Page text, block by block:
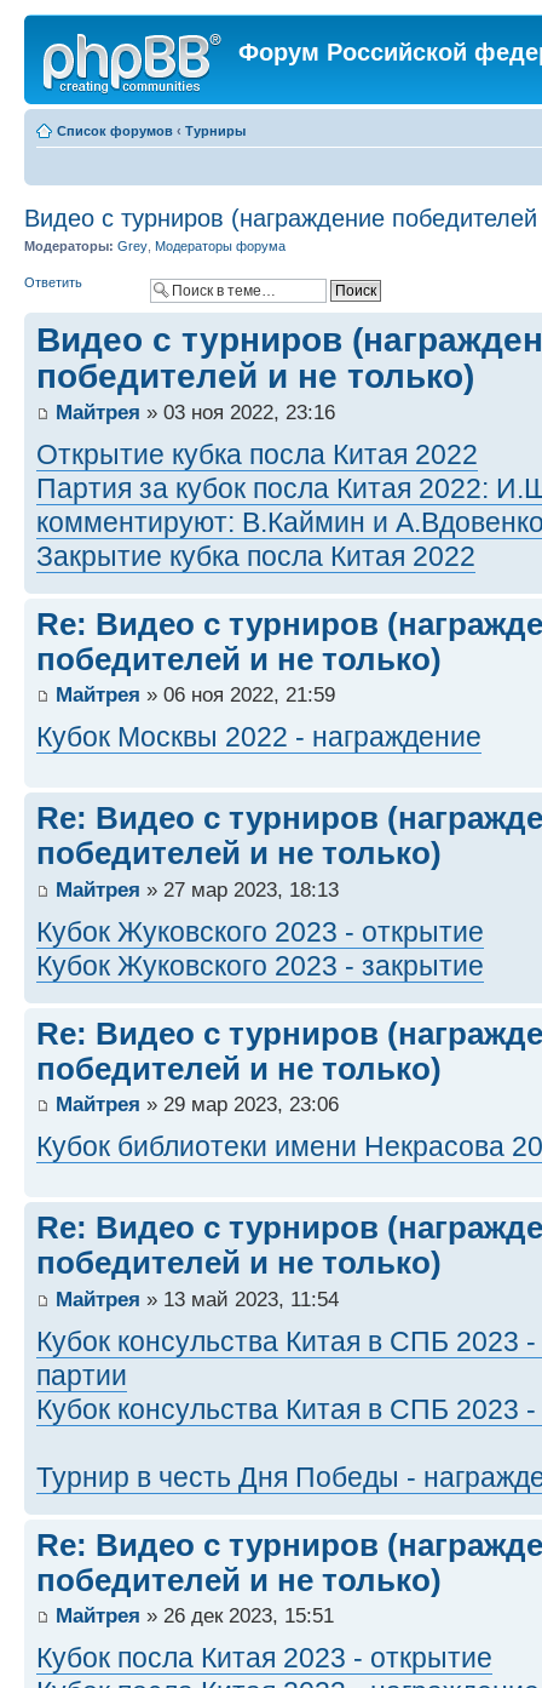
Форум Российской
Список форумов ‹ Турниры
Видео с турниров (награждение
Модераторы: Grey Модераторы форума
Ответить
Видео с турниров
победителей и не только)
Майтрея » 03 ноя 2022, 23:16
Открытие кубка посла Китая 2022
Партия за кубок посла Китая 2022:
комментируют: В.Каймин и
Закрытие кубка посла Китая 2022
Re: Видео с турниров
победителей и не только)
Майтрея » 06 ноя 2022, 21:59
Кубок Москвы 2022 - награждение
Re: Видео с турниров
победителей и не только)
Майтрея » 27 мар 2023, 18:13
Кубок Жуковского 2023 - открытие
Кубок Жуковского 2023 - закрытие
Re: Видео с турниров
победителей и не только)
Майтрея » 29 мар 2023, 23:06
Кубок библиотеки имени Некрасова
Re: Видео с турниров
победителей и не только)
Майтрея » 13 май 2023, 11:54
Кубок консульства Китая в СПБ
партии
Кубок консульства Китая в СПБ 2023
Турнир в честь Дня Победы -
Re: Видео с турниров
победителей и не только)
Майтрея » 26 дек 2023, 15:51
Кубок посла Китая 2023 - открытие